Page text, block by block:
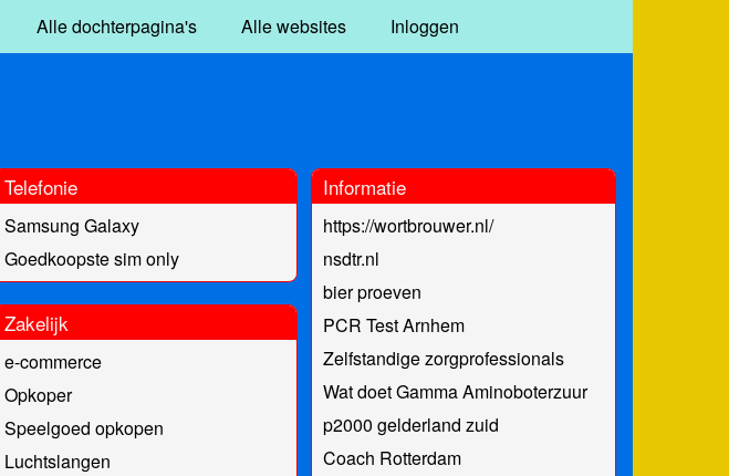
Alle dochterpagina's Alle websites Inloggen
Telefonie
Samsung Galaxy
Goedkoopste sim only
Zakelijk
e-commerce
Opkoper
Speelgoed opkopen
Luchtslangen
Informatie
https://wortbrouwer.nl/
nsdtr.nl
bier proeven
PCR Test Arnhem
Zelfstandige zorgprofessionals
Wat doet Gamma Aminoboterzuur
p2000 gelderland zuid
Coach Rotterdam